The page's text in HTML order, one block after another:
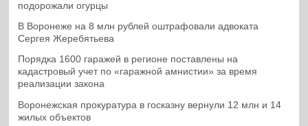
подорожали огурцы
В Воронеже на 8 млн рублей оштрафовали адвоката
Сергея Жеребятьева
Порядка 1600 гаражей в регионе поставлены на
кадастровый учет по «гаражной амнистии» за время
реализации закона
Воронежская прокуратура в госказну вернули 12 млн и 14
жилых объектов